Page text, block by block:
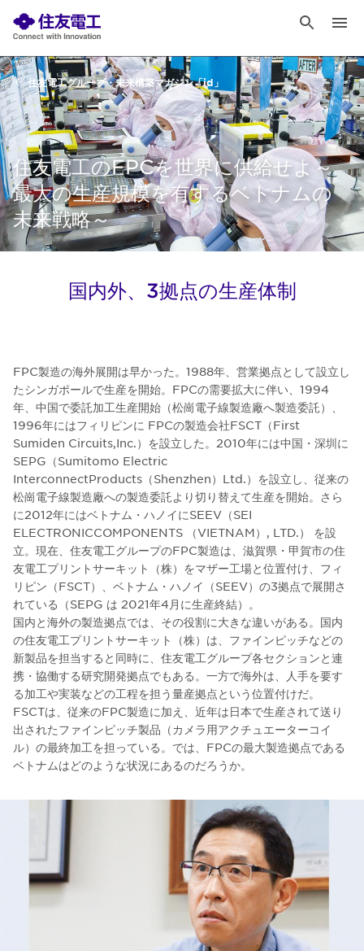
住友電工グループ・未来構築マガジン「id」
住友電工のFPCを世界に供給せよ～
最大の生産規模を有するベトナムの
未来戦略～
国内外、3拠点の生産体制
FPC製造の海外展開は早かった。1988年、営業拠点として設立し
たシンガポールで生産を開始。FPCの需要拡大に伴い、1994
年、中国で委託加工生産開始（松崗電子線製造廠へ製造委託）、
1996年にはフィリピンに FPCの製造会社FSCT（First
Sumiden Circuits,Inc.）を設立した。2010年には中国・深圳に
SEPG（Sumitomo Electric
InterconnectProducts（Shenzhen）Ltd.）を設立し、従来の
松崗電子線製造廠への製造委託より切り替えて生産を開始。さら
に2012年にはベトナム・ハノイにSEEV（SEI
ELECTRONICCOMPONENTS （VIETNAM）, LTD.） を設
立。現在、住友電工グループのFPC製造は、滋賀県・甲賀市の住
友電工プリントサーキット（株）をマザー工場と位置付け、フィ
リピン（FSCT）、ベトナム・ハノイ（SEEV）の3拠点で展開さ
れている（SEPG は 2021年4月に生産終結）。
国内と海外の製造拠点では、その役割に大きな違いがある。国内
の住友電工プリントサーキット（株）は、ファインピッチなどの
新製品を担当すると同時に、住友電工グループ各セクションと連
携・協働する研究開発拠点でもある。一方で海外は、人手を要す
る加工や実装などの工程を担う量産拠点という位置付けだ。
FSCTは、従来のFPC製造に加え、近年は日本で生産されて送り
出されたファインピッチ製品（カメラ用アクチュエーターコイ
ル）の最終加工を担っている。では、FPCの最大製造拠点である
ベトナムはどのような状況にあるのだろうか。